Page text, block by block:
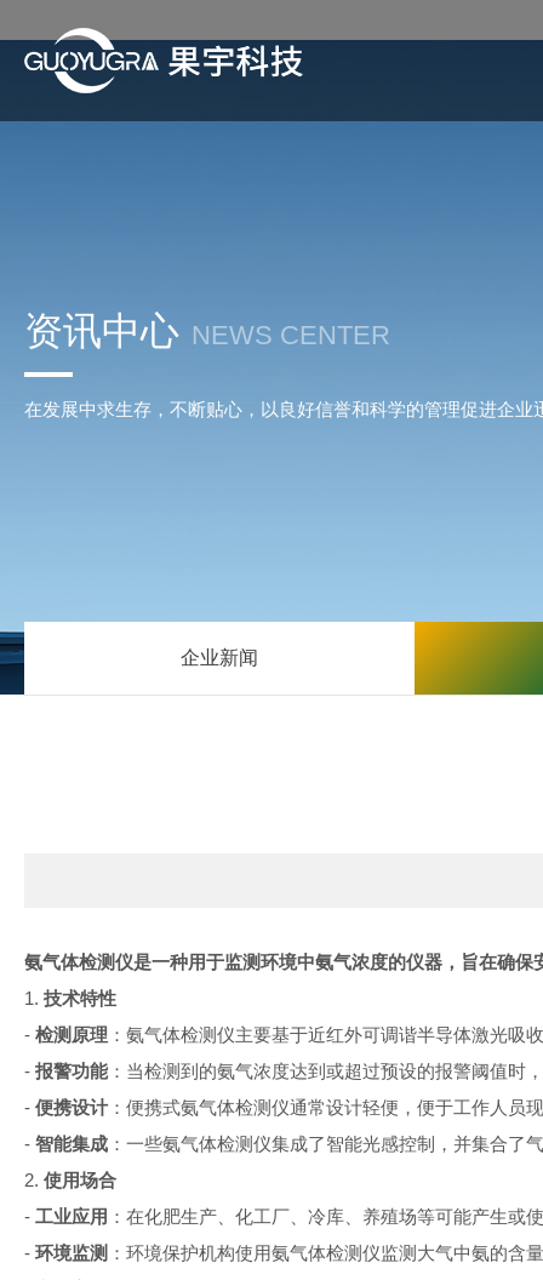
资讯中心 NEWS CENTER
在发展中求生存，不断贴心，以良好信誉和科学的管理促进企业
企业新闻
氨气体检测仪是一种用于监测环境中氨气浓度的仪器，旨在确保
1. 技术特性
- 检测原理 ：氨气体检测仪主要基于近红外可调谐半导体激光吸
- 报警功能：当检测到的氨气浓度达到或超过预设的报警阈值时
- 便携设计：便携式氨气体检测仪通常设计轻便，便于工作人员
- 智能集成 ：一些氨气体检测仪集成了智能光感控制，并集合
2. 使用场合
- 工业应用 ：在化肥生产、化工厂、冷库、养殖场等可能产生
- 环境监测 ：环境保护机构使用氨气体检测仪监测大气中氨的含